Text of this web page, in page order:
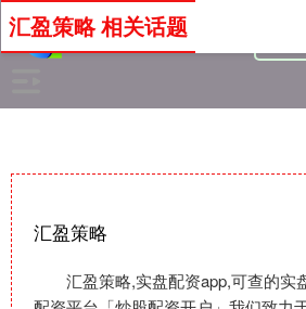
汇盈策略
汇盈策略,实盘配资app,可查的实
汇盈策略 相关话题